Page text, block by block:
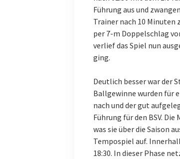
Führung aus und
Trainer nach 10 Minuten
per 7-m Doppelschlag
verlief das Spiel nun
ging.
Deutlich besser war der
Ballgewinne wurden für
nach und der gut
Führung für den BSV.
was sie über die Saison
Tempospiel auf.
18:30. In dieser Phase